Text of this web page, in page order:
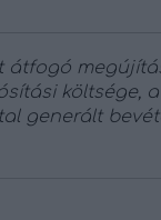
átfogó
költsége,
generált